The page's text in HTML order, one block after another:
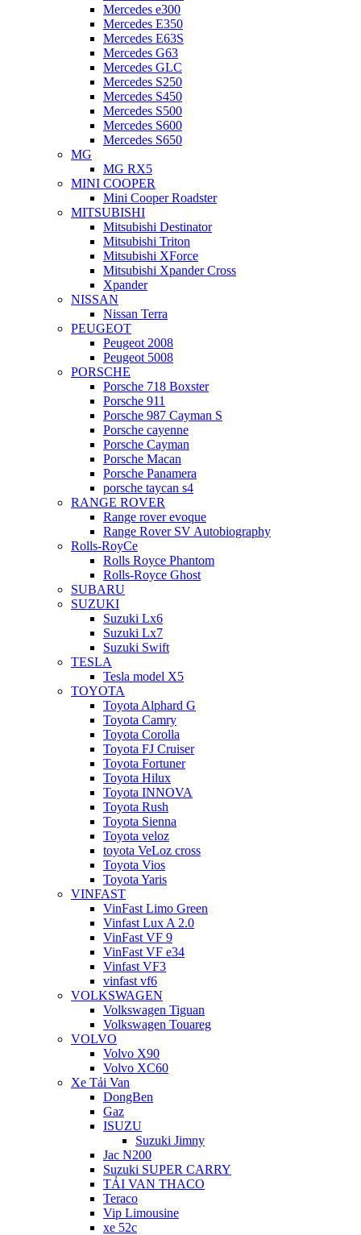
Mercedes e300
Mercedes E350
Mercedes E63S
Mercedes G63
Mercedes GLC
Mercedes S250
Mercedes S450
Mercedes S500
Mercedes S600
Mercedes S650
MG
MG RX5
MINI COOPER
Mini Cooper Roadster
MITSUBISHI
Mitsubishi Destinator
Mitsubishi Triton
Mitsubishi XForce
Mitsubishi Xpander Cross
Xpander
NISSAN
Nissan Terra
PEUGEOT
Peugeot 2008
Peugeot 5008
PORSCHE
Porsche 718 Boxster
Porsche 911
Porsche 987 Cayman S
Porsche cayenne
Porsche Cayman
Porsche Macan
Porsche Panamera
porsche taycan s4
RANGE ROVER
Range rover evoque
Range Rover SV Autobiography
Rolls-RoyCe
Rolls Royce Phantom
Rolls-Royce Ghost
SUBARU
SUZUKI
Suzuki Lx6
Suzuki Lx7
Suzuki Swift
TESLA
Tesla model X5
TOYOTA
Toyota Alphard G
Toyota Camry
Toyota Corolla
Toyota FJ Cruiser
Toyota Fortuner
Toyota Hilux
Toyota INNOVA
Toyota Rush
Toyota Sienna
Toyota veloz
toyota VeLoz cross
Toyota Vios
Toyota Yaris
VINFAST
VinFast Limo Green
Vinfast Lux A 2.0
VinFast VF 9
VinFast VF e34
Vinfast VF3
vinfast vf6
VOLKSWAGEN
Volkswagen Tiguan
Volkswagen Touareg
VOLVO
Volvo X90
Volvo XC60
Xe Tải Van
DongBen
Gaz
ISUZU
Suzuki Jimny
Jac N200
Suzuki SUPER CARRY
TẢI VAN THACO
Teraco
Vip Limousine
xe 52c